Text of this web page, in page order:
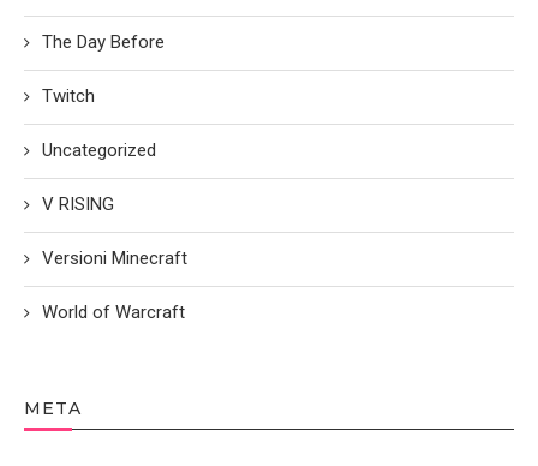
The Day Before
Twitch
Uncategorized
V RISING
Versioni Minecraft
World of Warcraft
META